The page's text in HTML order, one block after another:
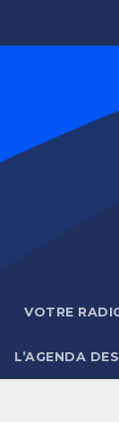
VOTRE
L’AGENDA